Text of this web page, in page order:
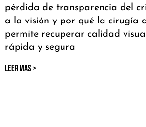
pérdida de transparencia del
a la visión y por qué la cirugía
permite recuperar calidad
rápida y segura
LEER MÁS >